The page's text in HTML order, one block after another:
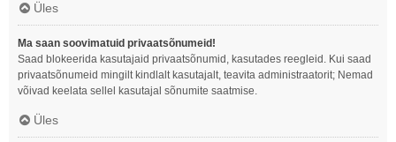
Üles
Ma saan soovimatuid privaatsõnumeid!
Saad blokeerida kasutajaid privaatsõnumid, kasutades reegleid. Kui saad
privaatsõnumeid mingilt kindlalt kasutajalt, teavita administraatorit; Nemad
võivad keelata sellel kasutajal sõnumite saatmise.
Üles